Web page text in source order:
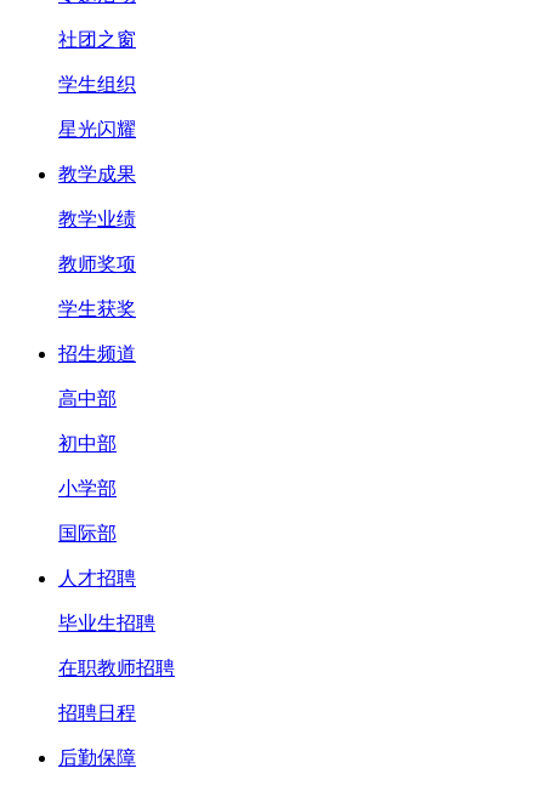
社团之窗
学生组织
星光闪耀
教学成果
教学业绩
教师奖项
学生获奖
招生频道
高中部
初中部
小学部
国际部
人才招聘
毕业生招聘
在职教师招聘
招聘日程
后勤保障